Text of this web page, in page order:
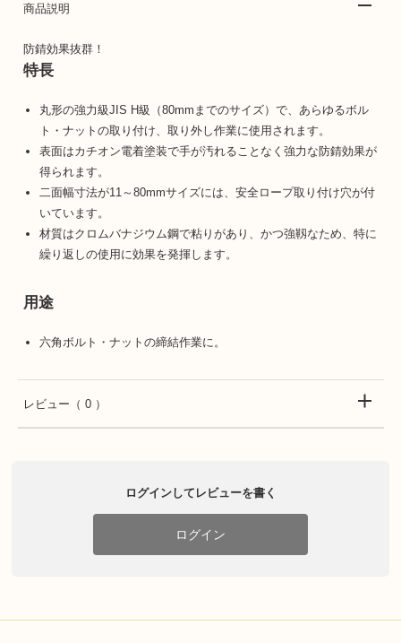
商品説明
防錆効果抜群！
特長
丸形の強力級JIS H級（80mmまでのサイズ）で、あらゆるボル
ト・ナットの取り付け、取り外し作業に使用されます。
表面はカチオン電着塗装で手が汚れることなく強力な防錆効果が
得られます。
二面幅寸法が11～80mmサイズには、安全ロープ取り付け穴が付
いています。
材質はクロムバナジウム鋼で粘りがあり、かつ強靱なため、特に
繰り返しの使用に効果を発揮します。
用途
六角ボルト・ナットの締結作業に。
レビュー （ 0 ）
ログインしてレビューを書く
ログイン